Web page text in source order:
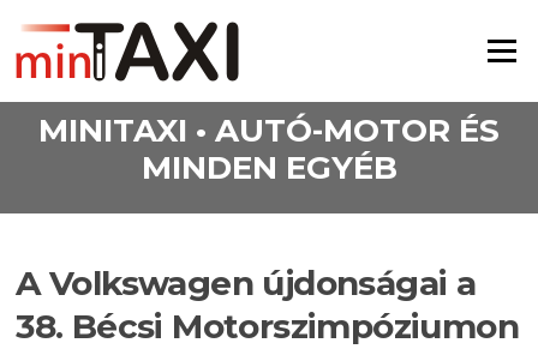
Menü
MINITAXI • AUTÓ-MOTOR ÉS
MINDEN EGYÉB
A Volkswagen újdonságai a
38. Bécsi Motorszimpóziumon